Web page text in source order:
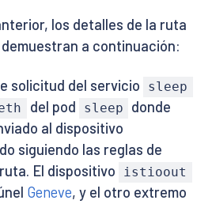
los detalles de la ruta
a continuación:
solicitud del servicio sleep
del pod sleep
donde
al dispositivo
siguiendo las reglas de
El dispositivo
istioout
Geneve, y el otro extremo